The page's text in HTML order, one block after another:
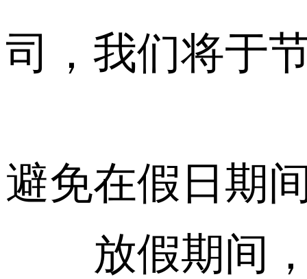
司，我们将于
避免在假日期
放假期间，